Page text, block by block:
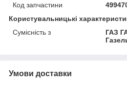
Код запчастини
Користувальницькі
Сумісність з
ГАЗ
Умови доставки